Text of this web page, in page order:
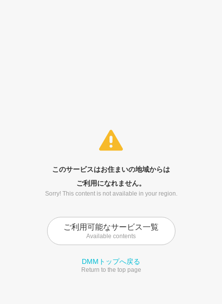
このサービスはお住まいの地域からは
ご利用になれません。
Sorry! This content is not available in your region.
ご利用可能なサービス一覧
Available contents
DMMトップへ戻る
Return to the top page